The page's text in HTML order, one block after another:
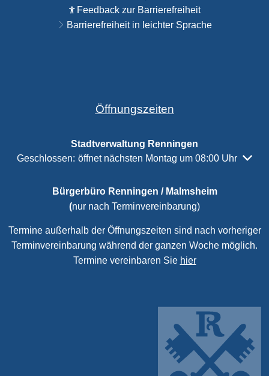
Feedback zur Barrierefreiheit
Barrierefreiheit in leichter Sprache
Öffnungszeiten
Stadtverwaltung Renningen
Klicken, um weitere Öffnungs- oder Schließzeiten
Geschlossen: öffnet nächsten Montag um 08:00 Uhr
Bürgerbüro Renningen / Malmsheim
(nur nach Terminvereinbarung)
Termine außerhalb der Öffnungszeiten sind nach vorheriger
Terminvereinbarung während der ganzen Woche möglich.
Termine vereinbaren Sie hier